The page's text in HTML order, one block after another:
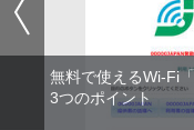
無料で使えるWi-Fi
3つのポイント